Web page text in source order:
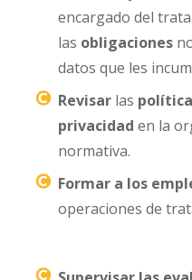
encargado del
las obligaciones
datos que les
Revisar las
privacidad en la
normativa.
Formar a los
operaciones de